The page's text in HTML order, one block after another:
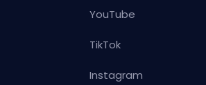
YouTube
TikTok
Instagram